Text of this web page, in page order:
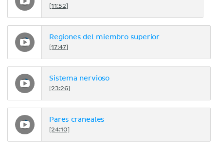
[11:52]
Regiones del miembro superior
[17:47]
Sistema nervioso
[23:26]
Pares craneales
[24:10]